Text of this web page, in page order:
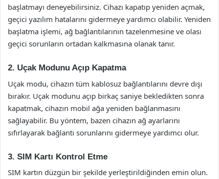
başlatmayı deneyebilirsiniz. Cihazı kapatıp yeniden açmak,
geçici yazılım hatalarını gidermeye yardımcı olabilir. Yeniden
başlatma işlemi, ağ bağlantılarının tazelenmesine ve olası
geçici sorunların ortadan kalkmasına olanak tanır.
2. Uçak Modunu Açıp Kapatma
Uçak modu, cihazın tüm kablosuz bağlantılarını devre dışı
bırakır. Uçak modunu açıp birkaç saniye bekledikten sonra
kapatmak, cihazın mobil ağa yeniden bağlanmasını
sağlayabilir. Bu yöntem, bazen cihazın ağ ayarlarını
sıfırlayarak bağlantı sorunlarını gidermeye yardımcı olur.
3. SIM Kartı Kontrol Etme
SIM kartın düzgün bir şekilde yerleştirildiğinden emin olun.